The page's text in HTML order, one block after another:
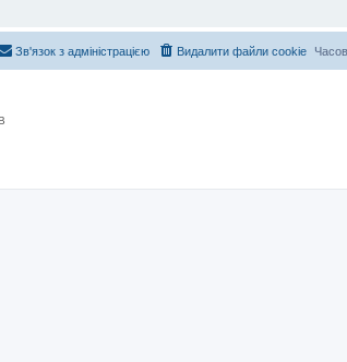
Видалити файли cookie
Зв'язок з адміністрацією